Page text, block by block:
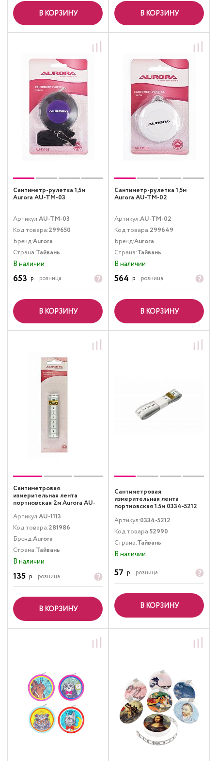
В КОРЗИНУ В КОРЗИНУ
Сантиметр-рулетка 1,5м
Aurora AU-TM-03
Артикул:AU-TM-03
Код товара:299650
Бренд:Aurora
Страна:Тайвань
В наличии
653 р. розница
В КОРЗИНУ
Сантиметр-рулетка 1,5м
Aurora AU-TM-02
Артикул:AU-TM-02
Код товара:299649
Бренд:Aurora
Страна:Тайвань
В наличии
564 р. розница
В КОРЗИНУ
Сантиметровая
измерительная лента
портновская 2м Aurora AU-
Артикул:AU-1113
Код товара:281986
Бренд:Aurora
Страна:Тайвань
В наличии
135 р. розница
В КОРЗИНУ
Сантиметровая
измерительная лента
портновская 1.5м 0334-5212
Артикул:0334-5212
Код товара:52990
Страна:Тайвань
В наличии
57 р. розница
В КОРЗИНУ